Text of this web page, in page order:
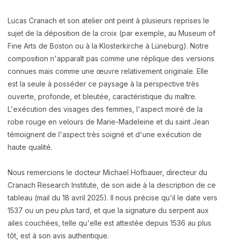
Lucas Cranach et son atelier ont peint à plusieurs reprises le
sujet de la déposition de la croix (par exemple, au Museum of
Fine Arts de Boston ou à la Klosterkirche à Lüneburg). Notre
composition n'apparaît pas comme une réplique des versions
connues mais comme une œuvre relativement originale. Elle
est la seule à posséder ce paysage à la perspective très
ouverte, profonde, et bleutée, caractéristique du maître.
L'exécution des visages des femmes, l'aspect moiré de la
robe rouge en velours de Marie-Madeleine et du saint Jean
témoignent de l'aspect très soigné et d'une exécution de
haute qualité.
Nous remercions le docteur Michael Hofbauer, directeur du
Cranach Research Institute, de son aide à la description de ce
tableau (mail du 18 avril 2025). Il nous précise qu'il le date vers
1537 ou un peu plus tard, et que la signature du serpent aux
ailes couchées, telle qu'elle est attestée depuis 1536 au plus
tôt, est à son avis authentique.